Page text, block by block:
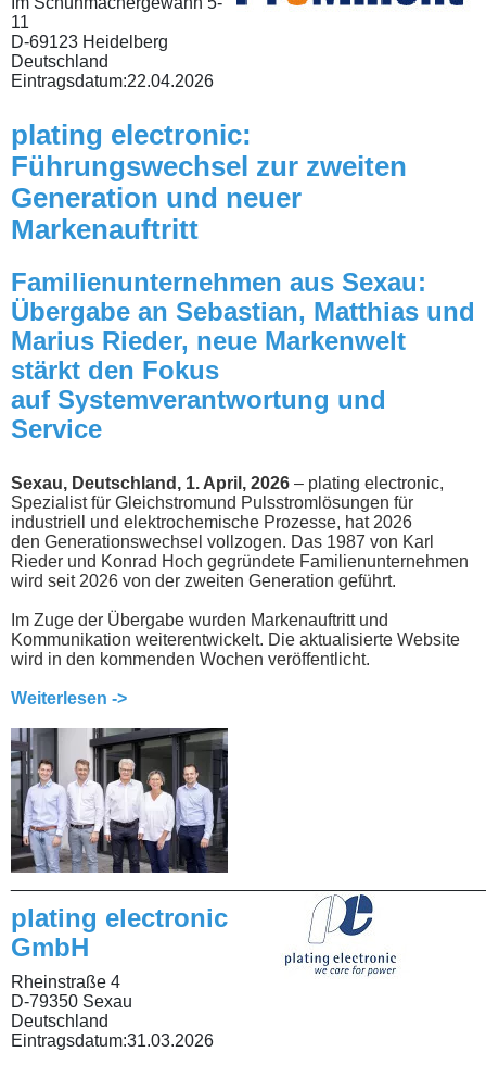
11
D-69123 Heidelberg
Deutschland
Eintragsdatum:22.04.2026
plating electronic:
Führungswechsel zur zweiten
Generation und neuer
Markenauftritt
Familienunternehmen aus Sexau:
Übergabe an Sebastian, Matthias und
Marius Rieder, neue Markenwelt
stärkt den Fokus
auf Systemverantwortung und
Service
Sexau, Deutschland, 1. April, 2026 – plating electronic,
Spezialist für Gleichstromund Pulsstromlösungen für
industriell und elektrochemische Prozesse, hat 2026
den Generationswechsel vollzogen. Das 1987 von Karl
Rieder und Konrad Hoch gegründete Familienunternehmen
wird seit 2026 von der zweiten Generation geführt.
Im Zuge der Übergabe wurden Markenauftritt und
Kommunikation weiterentwickelt. Die aktualisierte Website
wird in den kommenden Wochen veröffentlicht.
Weiterlesen ->
plating electronic
GmbH
Rheinstraße 4
D-79350 Sexau
Deutschland
Eintragsdatum:31.03.2026